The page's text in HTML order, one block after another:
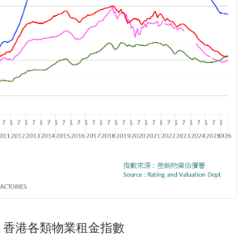
香港各類物業租金指數